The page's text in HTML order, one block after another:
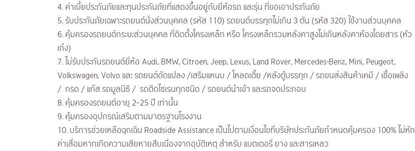
4. ค่าเบี้ยประกันภัยและทุนประกันภัยที่แสดงขึ้นอยู่กับยี่ห้อรถ และรุ่น ที่ขอเอาประกันภัย
5. รับประกันภัยเฉพาะรถยนต์นั่งส่วนบุคคล (รหัส 110) รถยนต์บรรทุกไม่เกิน 3 ตัน (รหัส 320) ใช้งานส่วนบุคคล
6. คุ้มครองรถยนต์กระบะส่วนบุคคล ที่ติดตั้งโครงเหล็ก หรือ โครงเหล็กรวมหลังคาสูงไม่เกินหลังคาห้องโดยสาร (หัว
เก๋ง)
7. ไม่รับประกันรถยนต์ยี่ห้อ Audi, BMW, Citroen, Jeep, Lexus, Land Rover, Mercedes-Benz, Mini, Peugeot,
Volkswagen, Volvo และ รถยนต์ดัดแปลง /เสริมแหนบ / โหลดเตี้ย /หลังตู้บรรทุก / รถขนส่งสินค้าเคมี / เชื้อเพลิง
/ กรด / แก๊ส รถมูลนิธิ / รถติดไซเรนทุกชนิด / รถยนต์นำเข้า และรถจดประกอบ
8. คุ้มครองรถยนต์อายุ 2–25 ปี เท่านั้น
9. คุ้มครองอุปกรณ์เสริมตามมาตรฐานโรงงาน
10. บริการช่วยเหลือฉุกเฉิน Roadside Assistance เป็นไปตามเงื่อนไขที่บริษัทประกันภัยกำหนดคุ้มครอง 100% ไม่หัก
ค่าเสื่อมหากเกิดความเสียหายสืบเนื่องจากอุบัติเหตุ สำหรับ แบตเตอรี่ ยาง และสารเหลว